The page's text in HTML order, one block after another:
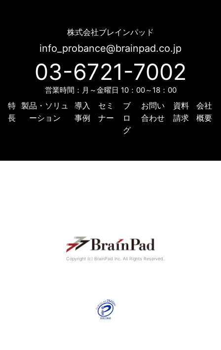
株式会社ブレインパッド
info_probance@brainpad.co.jp
03-6721-7002
営業時間：月～金曜日 10：00～18：00
特
長
製品・ソリュ
ーション
導入
事例
セミ
ナー
ブ
ロ
グ
お問い
合わせ
資料
請求
会社
概要
Copyright (c) BrainPad lnc. All Rights Reserved.